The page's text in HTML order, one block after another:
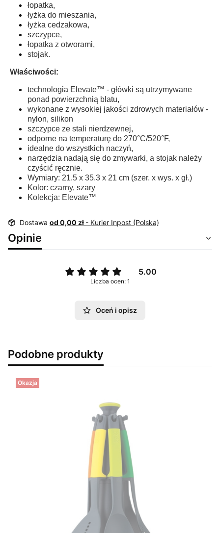
łopatka,
łyżka do mieszania,
łyżka cedzakowa,
szczypce,
łopatka z otworami,
stojak.
Właściwości:
technologia Elevate™ - główki są utrzymywane
ponad powierzchnią blatu,
wykonane z wysokiej jakości zdrowych materiałów -
nylon, silikon
szczypce ze stali nierdzewnej,
odporne na temperaturę do 270°C/520°F,
idealne do wszystkich naczyń,
narzędzia nadają się do zmywarki, a stojak należy
czyścić ręcznie.
Wymiary: 21.5 x 35.3 x 21 cm (szer. x wys. x gł.)
Kolor: czarny, szary
Kolekcja: Elevate™
Dostawa od 0,00 zł - Kurier Inpost (Polska)
Opinie
5.00
Liczba ocen: 1
Oceń i opisz
Podobne produkty
Okazja